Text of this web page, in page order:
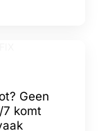
Geen
7 komt